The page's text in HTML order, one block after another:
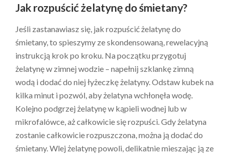
Jak rozpuścić żelatynę do śmietany?
Jeśli zastanawiasz się, jak rozpuścić żelatynę do
śmietany, to spieszymy ze skondensowaną, rewelacyjną
instrukcją krok po kroku. Na początku przygotuj
żelatynę w zimnej wodzie – napełnij szklankę zimną
wodą i dodać do niej łyżeczkę żelatyny. Odstaw kubek na
kilka minut i pozwól, aby żelatyna wchłonęła wodę.
Kolejno podgrzej żelatynę w kąpieli wodnej lub w
mikrofalówce, aż całkowicie się rozpuści. Gdy żelatyna
zostanie całkowicie rozpuszczona, można ją dodać do
śmietany. Wlej żelatynę powoli, delikatnie mieszając ją ze